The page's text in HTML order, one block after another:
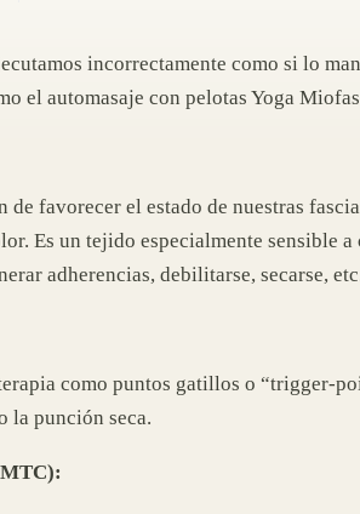
incorrectamente como si lo
el automasaje con pelotas Yoga
favorecer el estado de nuestras
Es un tejido especialmente sensible
adherencias, debilitarse, secarse,
como puntos gatillos o “trigger-
la punción seca.